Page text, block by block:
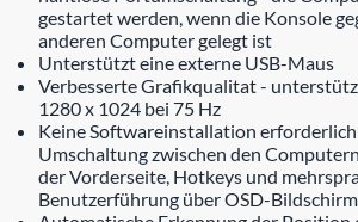
gestartet werden, wenn die Konsole
anderen Computer gelegt ist
Unterstützt eine externe USB-Maus
Verbesserte Grafikqualitat -
1280 x 1024 bei 75 Hz
Keine Softwareinstallation
Umschaltung zwischen den
der Vorderseite, Hotkeys und
Benutzerführung über OSD-